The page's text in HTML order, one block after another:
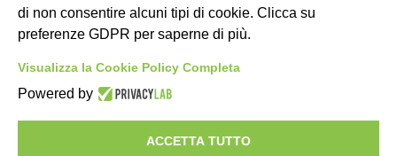
FEDERAZIONI ESTERE
di non consentire alcuni tipi di cookie. Clicca su
preferenze GDPR per saperne di più.
Visualizza la Cookie Policy Completa
Powered by
ACCETTA TUTTO